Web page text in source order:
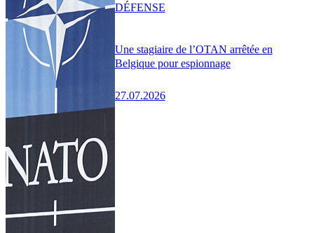
Une stagiaire de l’OTAN arrêtée en
Belgique pour espionnage
27.07.2026
DÉFENSE